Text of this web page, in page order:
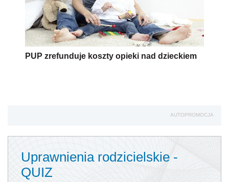
PUP zrefunduje koszty opieki nad dzieckiem
AUTOPROMOCJA
Uprawnienia rodzicielskie -
QUIZ